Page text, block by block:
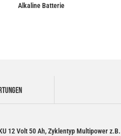
Alkaline Batterie
12 Volt 50 Ah, Zyklentyp Multipower